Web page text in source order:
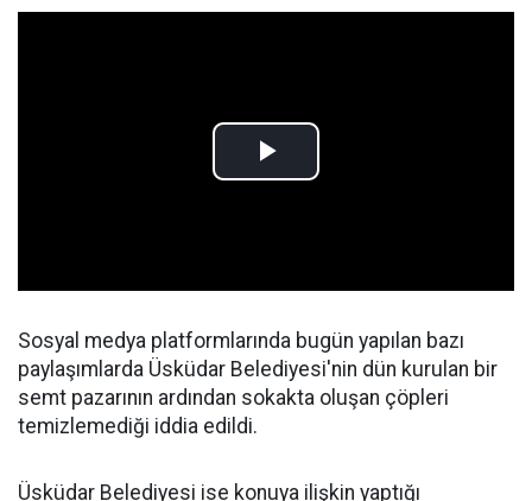
Sosyal medya platformlarında bugün yapılan bazı
paylaşımlarda Üsküdar Belediyesi'nin dün kurulan bir
semt pazarının ardından sokakta oluşan çöpleri
temizlemediği iddia edildi.
Üsküdar Belediyesi ise konuya ilişkin yaptığı